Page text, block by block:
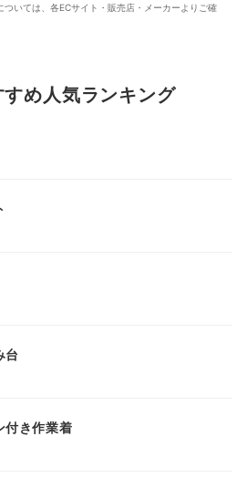
いては、各ECサイト・販売店・メーカーよりご確
すめ人気ランキング
台
付き作業着